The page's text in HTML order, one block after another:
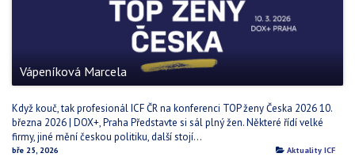
Vápeníková Marcela
Když kouč, tak profesionál ICF ČR na konferenci TOP ženy Česka 2026 10.
března 2026 | DOX+, Praha Představte si sál plný žen. Některé řídí velké
firmy, jiné mění českou politiku, další stojí...
bře 25, 2026 Aktuality ICF